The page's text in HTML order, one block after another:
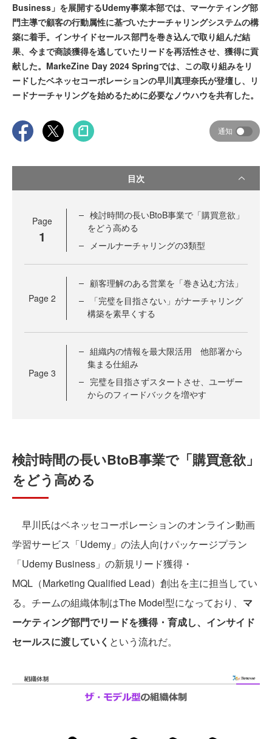
Business」を展開するUdemy事業本部では、マーケティング部
門主導で顧客の行動属性に基づいたナーチャリングシステムの構
築に着手。インサイドセールス部門を巻き込んで取り組んだ結
果、今まで商談獲得を逃していたリードを再活性させ、獲得に貢
献した。MarkeZine Day 2024 Springでは、この取り組みをリ
ードしたベネッセコーポレーションの早川真理奈氏が登壇し、リ
ードナーチャリングを始めるために必要なノウハウを共有した。
通知
目次
Page
1
検討時間の長いBtoB事業で「購買意欲」
をどう高める
メールナーチャリングの3類型
Page 2
顧客理解のある営業を「巻き込む方法」
「完璧を目指さない」がナーチャリング
構築を素早くする
Page 3
組織内の情報を最大限活用 他部署から
集まる仕組み
完璧を目指さずスタートさせ、ユーザー
からのフィードバックを増やす
検討時間の長いBtoB事業で「購買意欲」
をどう高める
早川氏はベネッセコーポレーションのオンライン動画
学習サービス「Udemy」の法人向けパッケージプラン
「Udemy Business」の新規リード獲得・
MQL（Marketing Qualified Lead）創出を主に担当してい
る。チームの組織体制はThe Model型になっており、 マ
ーケティング部門でリードを獲得・育成し、インサイド
セールスに渡していく という流れだ。